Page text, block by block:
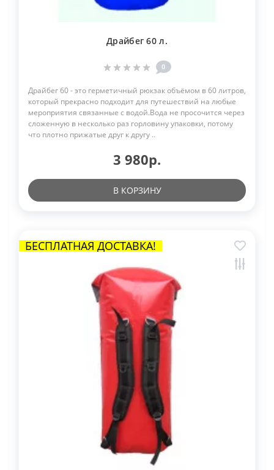
Драйбег 60 л.
0
Драйбег 60 - это герметичный рюкзак объёмом в 60 литров,
который прекрасно подходит для путешествий на любые
мероприятия связанные с водой.Вода не просочится через
сложенную в несколько раз горловину упаковки, потому
что плотно прижатые друг к другу ..
3 980р.
В КОРЗИНУ
БЕСПЛАТНАЯ ДОСТАВКА!